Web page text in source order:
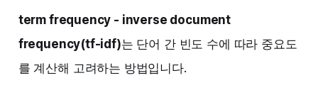
term frequency - inverse document
frequency(tf-idf)는 단어 간 빈도 수에 따라 중요도
를 계산해 고려하는 방법입니다.